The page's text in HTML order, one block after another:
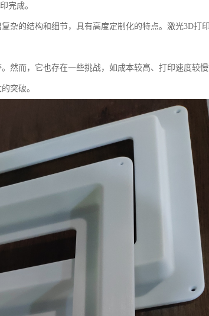
完成。
杂的结构和细节，具有高度定制化的特点。激光3D打印
然而，它也存在一些挑战，如成本较高、打印速度较
突破。